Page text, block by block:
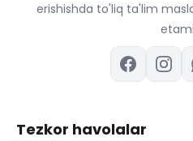
erishishda to'liq ta'lim
Tezkor havolalar